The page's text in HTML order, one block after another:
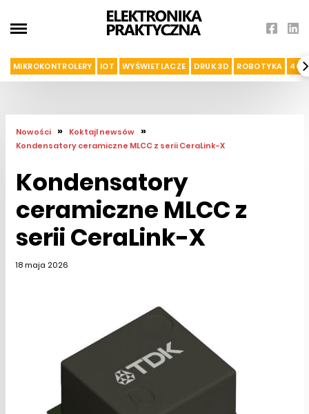
MIKROKONTROLERY IOT WYŚWIETLACZE DRUK 3D ROBOTYKA 4G I
Nowości » Koktajl newsów »
Kondensatory ceramiczne MLCC z serii CeraLink-X
Kondensatory
ceramiczne MLCC z
serii CeraLink-X
18 maja 2026